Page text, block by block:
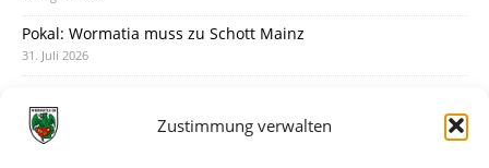
Zustimmung verwalten
Pokal: Wormatia muss zu Schott Mainz
31. Juli 2026
30. Juli 2026